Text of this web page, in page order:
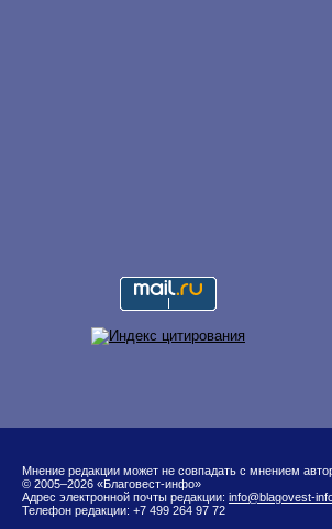
Мнение редакции может не совпадать с мнением
© 2005–2026 «Благовест-инфо»
Адрес электронной почты редакции: info@blagovest-
Телефон редакции: +7 499 264 97 72